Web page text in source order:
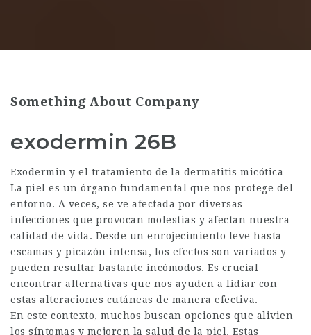
Something About Company
exodermin 26B
Exodermin y el tratamiento de la dermatitis micótica
La piel es un órgano fundamental que nos protege del
entorno. A veces, se ve afectada por diversas
infecciones que provocan molestias y afectan nuestra
calidad de vida. Desde un enrojecimiento leve hasta
escamas y picazón intensa, los efectos son variados y
pueden resultar bastante incómodos. Es crucial
encontrar alternativas que nos ayuden a lidiar con
estas alteraciones cutáneas de manera efectiva.
En este contexto, muchos buscan opciones que alivien
los síntomas y mejoren la salud de la piel. Estas